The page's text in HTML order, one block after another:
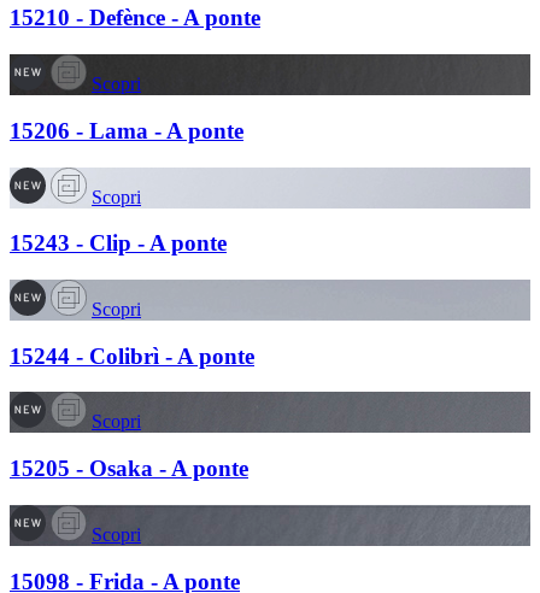
15210 - Defènce - A ponte
Scopri
15206 - Lama - A ponte
Scopri
15243 - Clip - A ponte
Scopri
15244 - Colibrì - A ponte
Scopri
15205 - Osaka - A ponte
Scopri
15098 - Frida - A ponte